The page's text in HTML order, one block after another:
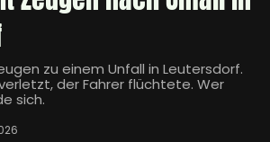
zu einem Unfall in Leutersdorf.
der Fahrer flüchtete. Wer
sich.